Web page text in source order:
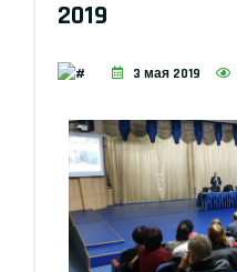
2019
3 мая 2019